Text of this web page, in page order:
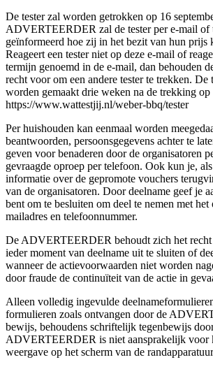
De tester zal worden getrokken op 16
ADVERTEERDER zal de tester per e-mail of
geïnformeerd hoe zij in het bezit van hun prijs
Reageert een tester niet op deze e-mail of
termijn genoemd in de e-mail, dan behouden
recht voor om een andere tester te trekken. De
worden gemaakt drie weken na de trekking op
https://www.wattestjij.nl/weber-bbq/tester
Per huishouden kan eenmaal worden
beantwoorden, persoonsgegevens achter te
geven voor benaderen door de organisatoren
gevraagde oproep per telefoon. Ook kun je,
informatie over de gepromote vouchers
van de organisatoren. Door deelname geef je
bent om te besluiten om deel te nemen met het
mailadres en telefoonnummer.
De ADVERTEERDER behoudt zich het recht
ieder moment van deelname uit te sluiten of
wanneer de actievoorwaarden niet worden
door fraude de continuïteit van de actie in
Alleen volledig ingevulde
formulieren zoals ontvangen door de
bewijs, behoudens schriftelijk tegenbewijs
ADVERTEERDER is niet aansprakelijk voor
weergave op het scherm van de